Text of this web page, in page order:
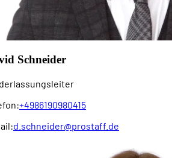
Schneider
+4986190980415
d.schneider@prostaff.de